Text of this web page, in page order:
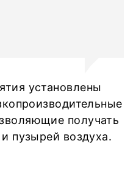
установлены
получать
пузырей воздуха.